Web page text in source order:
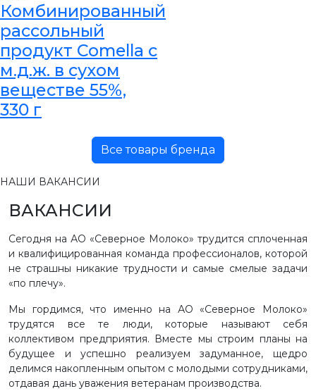
Комбинированный
рассольный
продукт Comella с
м.д.ж. в сухом
веществе 55%,
330 г
Все товары бренда
НАШИ ВАКАНСИИ
ВАКАНСИИ
Сегодня на АО «Северное Молоко» трудится сплоченная
и квалифицированная команда профессионалов, которой
не страшны никакие трудности и самые смелые задачи
«по плечу».
Мы гордимся, что именно на АО «Северное Молоко»
трудятся все те люди, которые называют себя
коллективом предприятия. Вместе мы строим планы на
будущее и успешно реализуем задуманное, щедро
делимся накопленным опытом с молодыми сотрудниками,
отдавая дань уважения ветеранам производства.